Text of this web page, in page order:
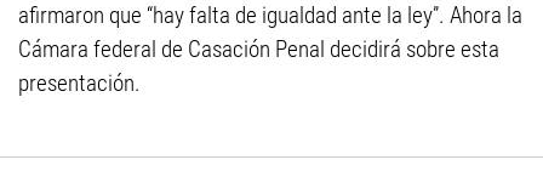
afirmaron que “hay falta de igualdad ante la ley”. Ahora la
Cámara federal de Casación Penal decidirá sobre esta
presentación.